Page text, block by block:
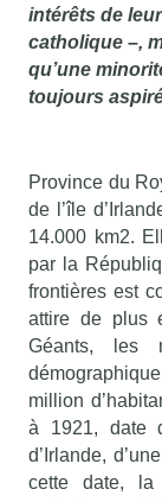
intérêts de
catholique –,
qu’une
toujours
Province du
de l’île
14.000 km2.
par la
frontières est
attire de plus
Géants, les
million
à 1921, date
d’Irlande,
cette date, la